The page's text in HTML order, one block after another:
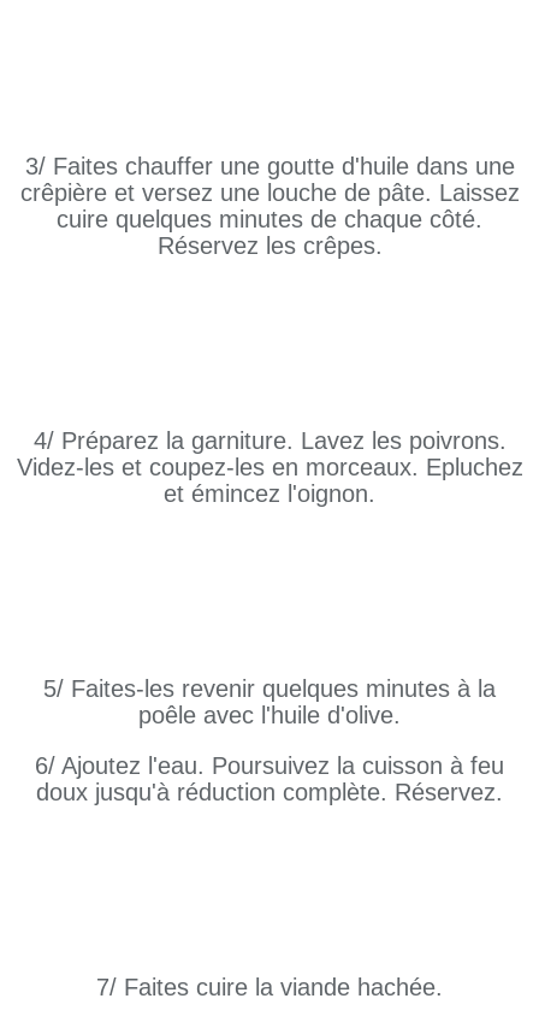
3/ Faites chauffer une goutte d'huile dans une
crêpière et versez une louche de pâte. Laissez
cuire quelques minutes de chaque côté.
Réservez les crêpes.
4/ Préparez la garniture. Lavez les poivrons.
Videz-les et coupez-les en morceaux. Epluchez
et émincez l'oignon.
5/ Faites-les revenir quelques minutes à la
poêle avec l'huile d'olive.
6/ Ajoutez l'eau. Poursuivez la cuisson à feu
doux jusqu'à réduction complète. Réservez.
7/ Faites cuire la viande hachée.